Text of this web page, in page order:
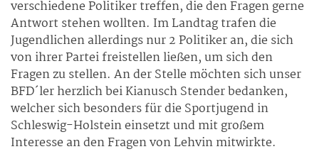
verschiedene Politiker treffen, die den Fragen gerne
Antwort stehen wollten. Im Landtag trafen die
Jugendlichen allerdings nur 2 Politiker an, die sich
von ihrer Partei freistellen ließen, um sich den
Fragen zu stellen. An der Stelle möchten sich unser
BFD´ler herzlich bei Kianusch Stender bedanken,
welcher sich besonders für die Sportjugend in
Schleswig-Holstein einsetzt und mit großem
Interesse an den Fragen von Lehvin mitwirkte.